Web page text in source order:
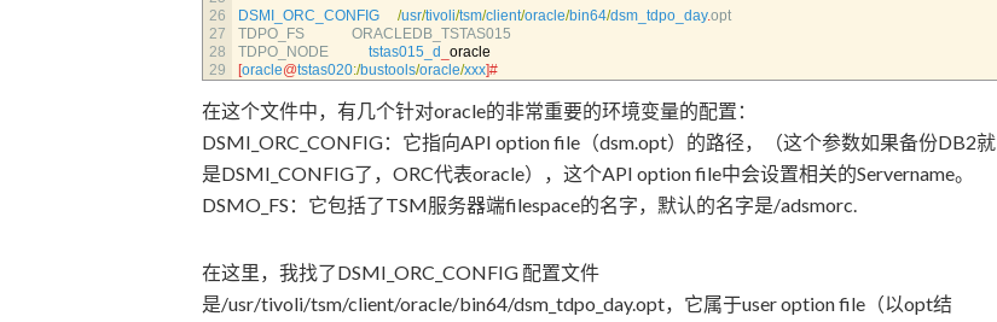
26
27
28
29
DSMI_ORC_CONFIG /usr/tivoli/tsm/client/oracle/bin64/dsm_tdpo_day.opt
TDPO_FS ORACLEDB_TSTAS015
TDPO_NODE tstas015_d
oracle
[oracle@tstas020:/bustools/oracle/xxx]#
在这个文件中，有几个针对oracle的非常重要的环境变量的配置：
DSMI_ORC_CONFIG：它指向API option file（dsm.opt）的路径，（这个参数如果备份DB2就
是DSMI_CONFIG了，ORC代表oracle），这个API option file中会设置相关的Servername。
DSMO_FS：它包括了TSM服务器端filespace的名字，默认的名字是/adsmorc.
在这里，我找了DSMI_ORC_CONFIG 配置文件
是/usr/tivoli/tsm/client/oracle/bin64/dsm_tdpo_day.opt，它属于user option file（以opt结